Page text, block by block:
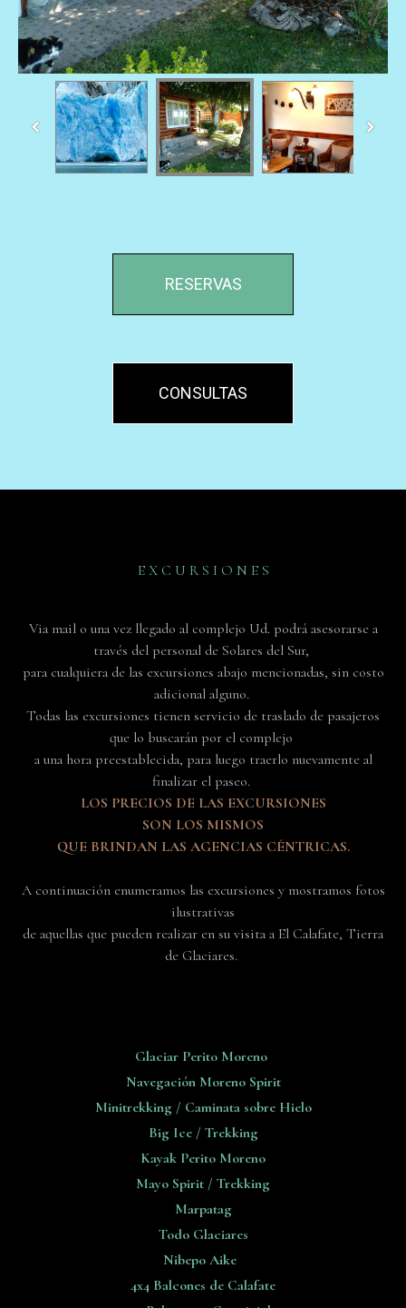
RESERVAS
CONSULTAS
E X C U R S I O N E S
Via mail o una vez llegado al complejo Ud. podrá asesorarse a
través del personal de Solares del Sur,
para cualquiera de las excursiones abajo mencionadas, sin costo
adicional alguno.
Todas las excursiones tienen servicio de traslado de pasajeros
que lo buscarán por el complejo
a una hora preestablecida, para luego traerlo nuevamente al
finalizar el paseo.
LOS PRECIOS DE LAS EXCURSIONES
SON LOS MISMOS
QUE BRINDAN LAS AGENCIAS CÉNTRICAS.
A continuación enumeramos las excursiones y mostramos fotos
ilustrativas
de aquellas que pueden realizar en su visita a El Calafate, Tierra
de Glaciares.
Glaciar Perito Moreno
Navegación Moreno Spirit
Minitrekking / Caminata sobre Hielo
Big Ice / Trekking
Kayak Perito Moreno
Mayo Spirit / Trekking
Marpatag
Todo Glaciares
Nibepo Aike
4x4 Balcones de Calafate